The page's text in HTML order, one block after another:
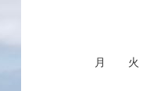
月 火